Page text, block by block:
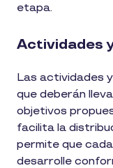
etapa.
Actividades
Las actividades
que deberán
objetivos
facilita la
permite que
desarrolle